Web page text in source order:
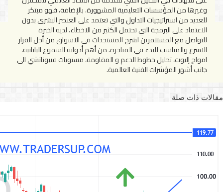
وغيرها من المؤسسات التعليمية المشهورة. بالإضافة، فهو مبتكر
للعديد من استراتيجيات التداول والتي تعتمد على العنصر البشرى بدون
الاعتماد على البرمجة التي تحتمل الكثير من الاخطاء. لديه الخبرة
للتواصل مع المستثمرين لشرح المستجدات في الاسواق من أجل القرار
الاسرع والمناسب للبدء في المتاجرة. من أهم أدواته الشموع اليابانية،
امواج إليوت، تحليل خطوط الدعم و المقاومة، مستويات فيبوناتشي الى
جانب أشهر المؤشرات الفنية العالمية.
مقالات ذات صلة